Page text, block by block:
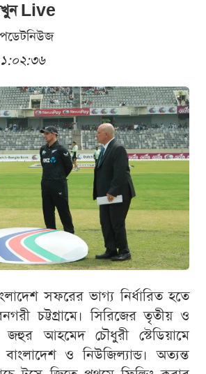
Live
সফরের ভাগ্য নির্ধারিত হতে
চট্টগ্রামে। সিরিজের তৃতীয় ও
আহমেদ চৌধুরী স্টেডিয়ামে
ও নিউজিল্যান্ড। অত্যন্ত